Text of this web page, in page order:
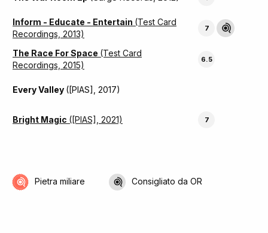
Inform - Educate - Entertain (Test Card
Recordings, 2013)
7
The Race For Space (Test Card
Recordings, 2015)
6.5
Every Valley ([PIAS], 2017)
Bright Magic ([PIAS], 2021) 7
Pietra miliare Consigliato da OR